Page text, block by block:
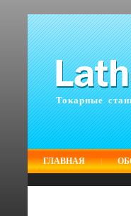
Токарные
ГЛАВНАЯ |